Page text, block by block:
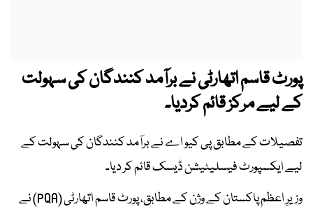
پورٹ قاسم اتھارٹی نے برآمد کنندگان کی سہولت
کے لیے مرکز قائم کردیا۔
تفصیلات کے مطابق پی کیو اے نے برآمد کنندگان کی سہولت کے
لیے ایکسپورٹ فیسلیٹیشن ڈیسک قائم کر دیا۔
وزیرِ اعظم پاکستان کے وژن کے مطابق، پورٹ قاسم اتھارٹی (PQA) نے